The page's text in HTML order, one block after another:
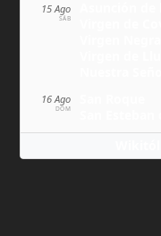
15 Ago
SÁB
16 Ago
DOM